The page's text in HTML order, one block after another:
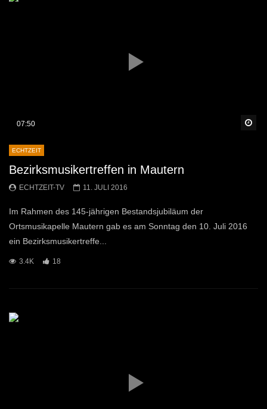
07:50
ECHTZEIT
Bezirksmusikertreffen in Mautern
ECHTZEIT-TV 11. JULI 2016
Im Rahmen des 145-jährigen Bestandsjubiläum der
Ortsmusikapelle Mautern gab es am Sonntag den 10. Juli 2016
ein Bezirksmusikertreffe...
3.4K 18